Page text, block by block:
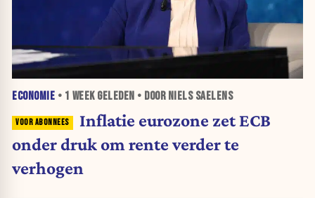
ECONOMIE • 1 WEEKGELEDEN • DOOR NIELS SAELENS
Inflatie eurozone zet ECB
onder druk om rente verder te
verhogen